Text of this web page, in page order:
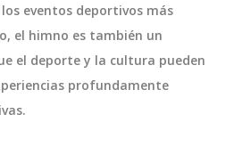
eventos deportivos más
el himno es también un
el deporte y la cultura pueden
profundamente